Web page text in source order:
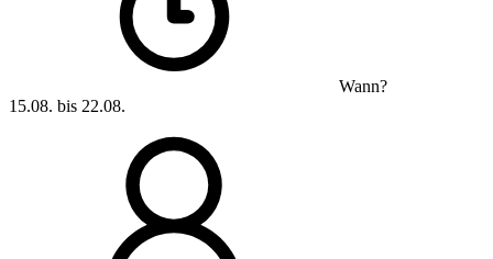
Wann?
15.08. bis 22.08.